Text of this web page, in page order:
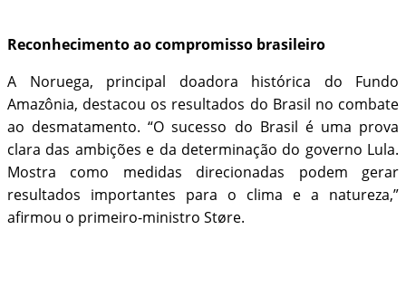
Reconhecimento ao compromisso brasileiro
A Noruega, principal doadora histórica do Fundo
Amazônia, destacou os resultados do Brasil no combate
ao desmatamento. “O sucesso do Brasil é uma prova
clara das ambições e da determinação do governo Lula.
Mostra como medidas direcionadas podem gerar
resultados importantes para o clima e a natureza,”
afirmou o primeiro-ministro Støre.